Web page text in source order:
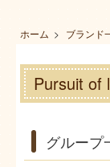
ホーム > ブランド
Pursuit of
グループ